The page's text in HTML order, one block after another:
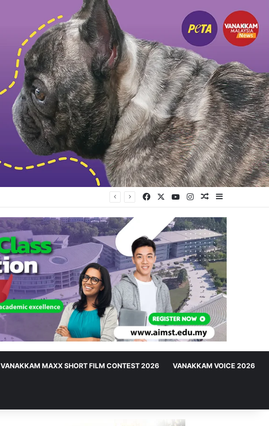
Facebook YouTubeInstagramRandom Article
VANAKKAM MAXX SHORT FILM CONTEST 2026 VANAKKAM VOICE 2026